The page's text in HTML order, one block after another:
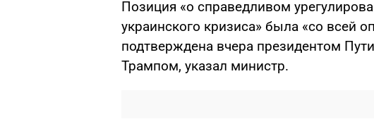
Позиция «о справедливом
украинского кризиса» была «со всей
подтверждена вчера президентом
Трампом, указал министр.